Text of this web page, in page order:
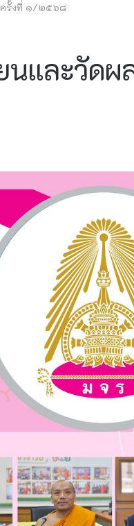
ครั้งที่ ๑/๒๕๖๘
และวัดผ